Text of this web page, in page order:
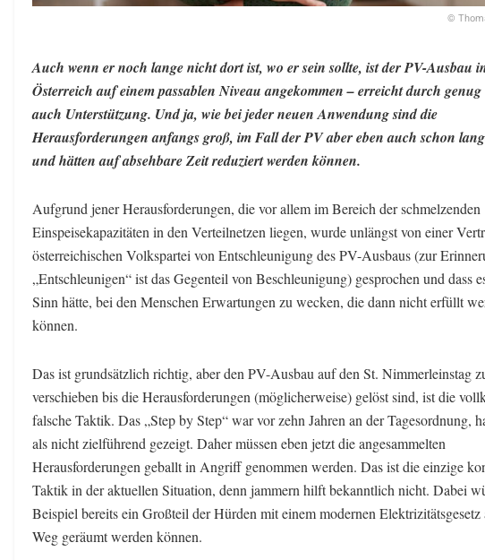
©
Auch wenn er noch lange nicht dort ist, wo er sein sollte, ist der PV-Ausbau
Österreich auf einem passablen Niveau angekommen – erreicht durch
auch Unterstützung. Und ja, wie bei jeder neuen Anwendung sind die
Herausforderungen anfangs groß, im Fall der PV aber eben auch schon
und hätten auf absehbare Zeit reduziert werden können.
Aufgrund jener Herausforderungen, die vor allem im Bereich der schmelzenden
Einspeisekapazitäten in den Verteilnetzen liegen, wurde unlängst von einer
österreichischen Volkspartei von Entschleunigung des PV-Ausbaus (zur
„Entschleunigen“ ist das Gegenteil von Beschleunigung) gesprochen und dass
Sinn hätte, bei den Menschen Erwartungen zu wecken, die dann nicht erfüllt
können.
Das ist grundsätzlich richtig, aber den PV-Ausbau auf den St. Nimmerleinstag
verschieben bis die Herausforderungen (möglicherweise) gelöst sind, ist die
falsche Taktik. Das „Step by Step“ war vor zehn Jahren an der Tagesordnung,
als nicht zielführend gezeigt. Daher müssen eben jetzt die angesammelten
Herausforderungen geballt in Angriff genommen werden. Das ist die einzige
Taktik in der aktuellen Situation, denn jammern hilft bekanntlich nicht. Dabei
Beispiel bereits ein Großteil der Hürden mit einem modernen Elektrizitätsgesetz
Weg geräumt werden können.